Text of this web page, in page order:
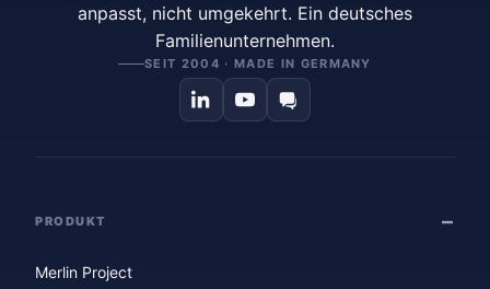
anpasst, nicht umgekehrt. Ein deutsches
Familienunternehmen.
SEIT 2004 · MADE IN GERMANY
PRODUKT
Merlin Project